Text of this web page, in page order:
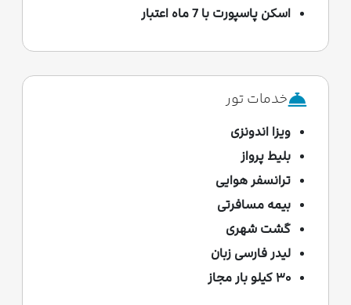
اسکن پاسپورت با 7 ماه اعتبار
خدمات تور
ویزا اندونزی
بلیط پرواز
ترانسفر هوایی
بیمه مسافرتی
گشت شهری
لیدر فارسی زبان
۳۰ کیلو بار مجاز